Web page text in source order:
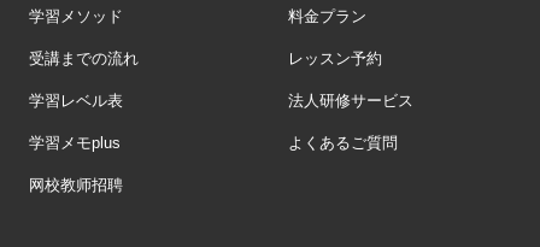
学習メソッド 料金プラン
受講までの流れ レッスン予約
学習レベル表 法人研修サービス
学習メモplus よくあるご質問
网校教师招聘